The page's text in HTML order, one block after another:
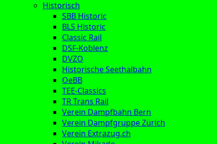
Historisch
SBB Historic
BLS Historic
Classic Rail
DSF-Koblenz
DVZO
Historische Seethalbahn
OeBB
TEE-Classics
TR Trans Rail
Verein Dampfbahn Bern
Verein Dampfgruppe Zürich
Verein Extrazug.ch